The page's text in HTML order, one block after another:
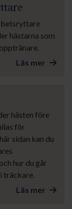
hästarna som
Läs mer
hästen före
för
sidan kan du
hur du går
träckare.
Läs mer